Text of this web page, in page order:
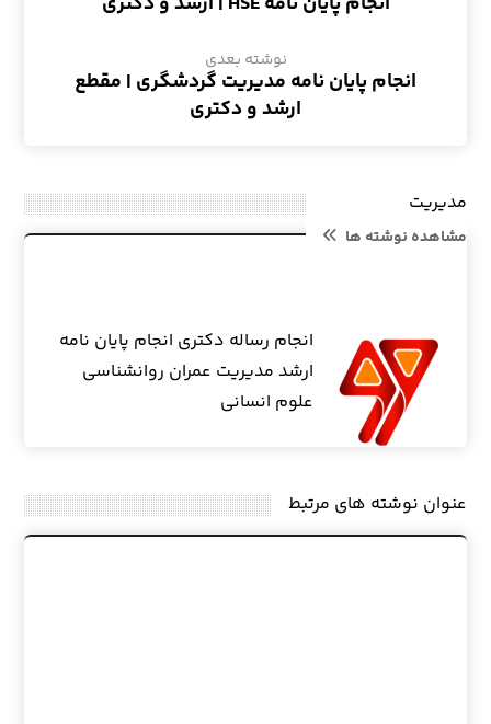
نوشته بعدی
انجام پایان نامه مدیریت گردشگری | مقطع
ارشد و دکتری
مدیریت
مشاهده نوشته ها
انجام رساله دکتری انجام پایان نامه
ارشد مدیریت عمران روانشناسی
علوم انسانی
عنوان ‫نوشته های مرتبط